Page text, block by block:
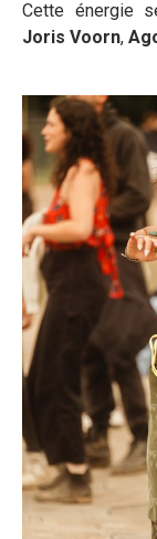
Cette énergie
Joris Voorn,